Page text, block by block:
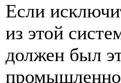
Если
из этой
должен был